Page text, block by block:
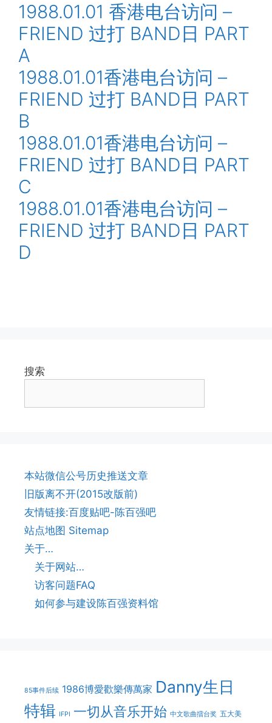
1988.01.01 香港电台访问 –
FRIEND 过打 BAND日 PART
A
1988.01.01香港电台访问 –
FRIEND 过打 BAND日 PART
B
1988.01.01香港电台访问 –
FRIEND 过打 BAND日 PART
C
1988.01.01香港电台访问 –
FRIEND 过打 BAND日 PART
D
搜索
本站微信公号历史推送文章
旧版离不开(2015改版前)
友情链接:百度贴吧-陈百强吧
站点地图 Sitemap
关于…
关于网站…
访客问题FAQ
如何参与建设陈百强资料馆
85事件后续 1986博愛歡樂傳萬家 Danny生日
特辑 IFPI 一切从音乐开始 中文歌曲擂台奖 五大美